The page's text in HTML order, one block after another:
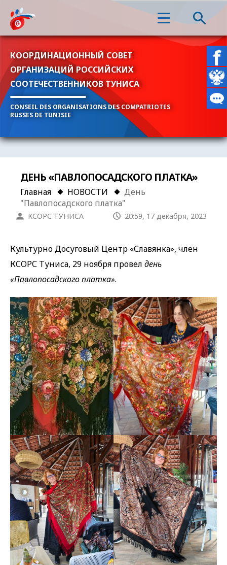
КООРДИНАЦИОННЫЙ СОВЕТ
ОРГАНИЗАЦИЙ РОССИЙСКИХ
СООТЕЧЕСТВЕННИКОВ ТУНИСА
CONSEIL DES ORGANISATIONS DES COMPATRIOTES
RUSSES DE TUNISIE
ДЕНЬ «ПАВЛОПОСАДСКОГО ПЛАТКА»
Главная НОВОСТИ
День
"Павлопосадского платка"
КСОРС ТУНИСА 20:59, 17 декабря, 2023
Культурно Досуговый Центр «Славянка», член
КСОРС Туниса, 29 ноября провел день
«Павлопосадского платка».